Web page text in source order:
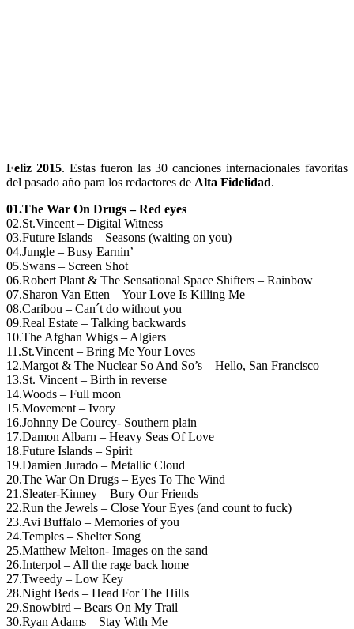
Feliz 2015. Estas fueron las 30 canciones internacionales favoritas
del pasado año para los redactores de Alta Fidelidad.
01.The War On Drugs – Red eyes
02.St.Vincent – Digital Witness
03.Future Islands – Seasons (waiting on you)
04.Jungle – Busy Earnin’
05.Swans – Screen Shot
06.Robert Plant & The Sensational Space Shifters – Rainbow
07.Sharon Van Etten – Your Love Is Killing Me
08.Caribou – Can´t do without you
09.Real Estate – Talking backwards
10.The Afghan Whigs – Algiers
11.St.Vincent – Bring Me Your Loves
12.Margot & The Nuclear So And So’s – Hello, San Francisco
13.St. Vincent – Birth in reverse
14.Woods – Full moon
15.Movement – Ivory
16.Johnny De Courcy- Southern plain
17.Damon Albarn – Heavy Seas Of Love
18.Future Islands – Spirit
19.Damien Jurado – Metallic Cloud
20.The War On Drugs – Eyes To The Wind
21.Sleater-Kinney – Bury Our Friends
22.Run the Jewels – Close Your Eyes (and count to fuck)
23.Avi Buffalo – Memories of you
24.Temples – Shelter Song
25.Matthew Melton- Images on the sand
26.Interpol – All the rage back home
27.Tweedy – Low Key
28.Night Beds – Head For The Hills
29.Snowbird – Bears On My Trail
30.Ryan Adams – Stay With Me